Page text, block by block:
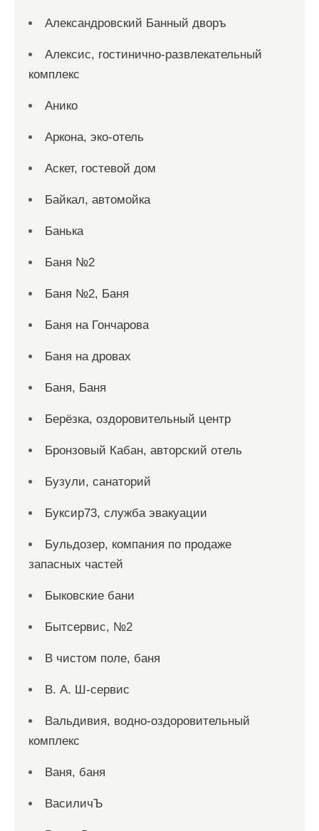
Александровский Банный дворъ
Алексис, гостинично-развлекательный
комплекс
Анико
Аркона, эко-отель
Аскет, гостевой дом
Байкал, автомойка
Банька
Баня №2
Баня №2, Баня
Баня на Гончарова
Баня на дровах
Баня, Баня
Берёзка, оздоровительный центр
Бронзовый Кабан, авторский отель
Бузули, санаторий
Буксир73, служба эвакуации
Бульдозер, компания по продаже
запасных частей
Быковские бани
Бытсервис, №2
В чистом поле, баня
В. А. Ш-сервис
Вальдивия, водно-оздоровительный
комплекс
Ваня, баня
ВасиличЪ